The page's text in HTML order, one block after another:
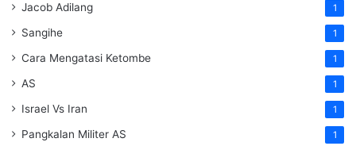
Jacob Adilang 1
Sangihe 1
Cara Mengatasi Ketombe 1
AS 1
Israel Vs Iran 1
Pangkalan Militer AS 1